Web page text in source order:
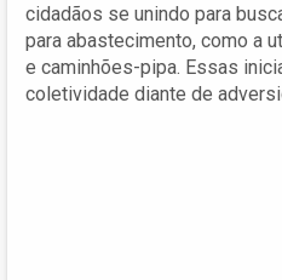
cidadãos se unindo para
para abastecimento, como a
e caminhões-pipa. Essas
coletividade diante de